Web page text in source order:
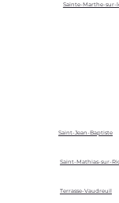
Sainte-Marthe-sur-
Saint-Jean-Baptiste
Saint-Mathias-sur-
Terrasse-Vaudreuil